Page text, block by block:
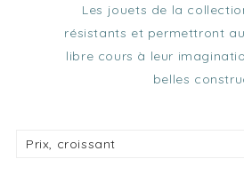
Les jouets de la
résistants et permettront
libre cours à leur
belles
Prix, croissant